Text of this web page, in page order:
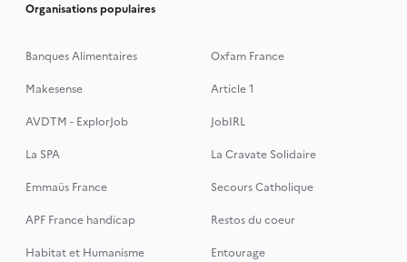
Organisations populaires
Banques Alimentaires
Oxfam France
Makesense
Article 1
AVDTM - ExplorJob
JobIRL
La SPA
La Cravate Solidaire
Emmaüs France
Secours Catholique
APF France handicap
Restos du coeur
Habitat et Humanisme
Entourage